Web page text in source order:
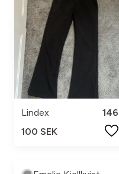
Lindex
146
100 SEK